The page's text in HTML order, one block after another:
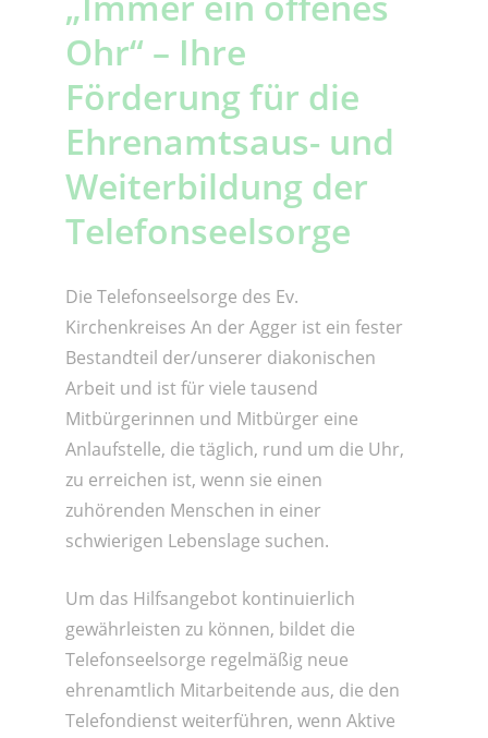
Ohr“ – Ihre
Förderung für die
Ehrenamtsaus- und
Weiterbildung der
Telefonseelsorge
Die Telefonseelsorge des Ev.
Kirchenkreises An der Agger ist ein fester
Bestandteil der/unserer diakonischen
Arbeit und ist für viele tausend
Mitbürgerinnen und Mitbürger eine
Anlaufstelle, die täglich, rund um die Uhr,
zu erreichen ist, wenn sie einen
zuhörenden Menschen in einer
schwierigen Lebenslage suchen.
Um das Hilfsangebot kontinuierlich
gewährleisten zu können, bildet die
Telefonseelsorge regelmäßig neue
ehrenamtlich Mitarbeitende aus, die den
Telefondienst weiterführen, wenn Aktive